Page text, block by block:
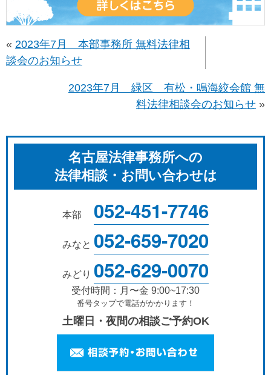
« 2023年7月 本部事務所 無料法律相
談会のお知らせ
2023年7月 緑区 有松・鳴海絞会館 無
料法律相談会のお知らせ »
名古屋法律事務所への
法律相談・お問い合わせは
本部 052-451-7746
みなと 052-659-7020
みどり 052-629-0070
受付時間：月〜金 9:00~17:30
番号タップで電話がかかります！
土曜日・夜間の相談ご予約OK